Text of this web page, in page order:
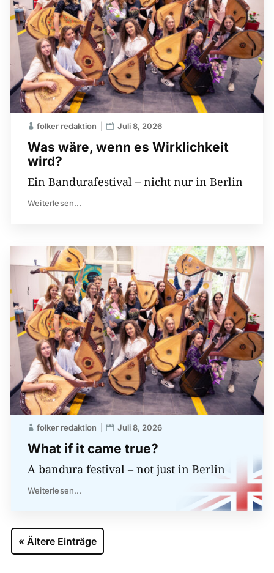
Was wäre, wenn es Wirklichkeit
wird?
folker redaktion Juli 8, 2026
Ein Bandurafestival – nicht nur in Berlin
Weiterlesen...
What if it came true?
folker redaktion Juli 8, 2026
A bandura festival – not just in Berlin
Weiterlesen...
« Ältere Einträge